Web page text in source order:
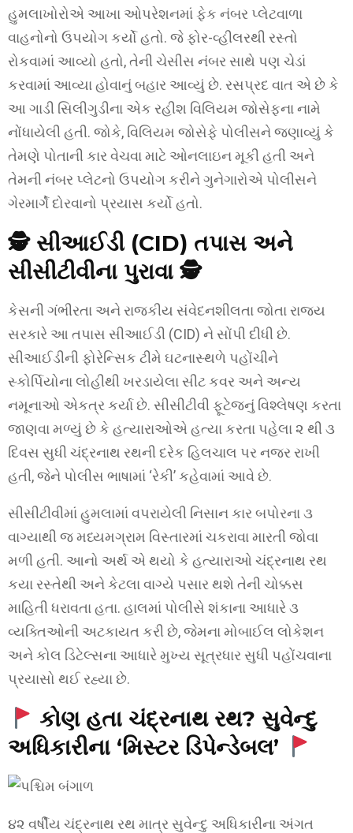
હુમલાખોરોએ આખા ઓપરેશનમાં ફેક નંબર પ્લેટવાળા
વાહનોનો ઉપયોગ કર્યો હતો. જે ફોર-વ્હીલરથી રસ્તો
રોકવામાં આવ્યો હતો, તેની ચેસીસ નંબર સાથે પણ ચેડાં
કરવામાં આવ્યા હોવાનું બહાર આવ્યું છે. રસપ્રદ વાત એ છે કે
આ ગાડી સિલીગુડીના એક રહીશ વિલિયમ જોસેફના નામે
નોંધાયેલી હતી. જોકે, વિલિયમ જોસેફે પોલીસને જણાવ્યું કે
તેમણે પોતાની કાર વેચવા માટે ઓનલાઇન મૂકી હતી અને
તેમની નંબર પ્લેટનો ઉપયોગ કરીને ગુનેગારોએ પોલીસને
ગેરમાર્ગે દોરવાનો પ્રયાસ કર્યો હતો.
🕵️ સીઆઈડી (CID) તપાસ અને
સીસીટીવીના પુરાવા 🕵️
કેસની ગંભીરતા અને રાજકીય સંવેદનશીલતા જોતા રાજ્ય
સરકારે આ તપાસ સીઆઈડી (CID) ને સોંપી દીધી છે.
સીઆઈડીની ફોરેન્સિક ટીમે ઘટનાસ્થળે પહોંચીને
સ્કોર્પિયોના લોહીથી ખરડાયેલા સીટ કવર અને અન્ય
નમૂનાઓ એકત્ર કર્યા છે. સીસીટીવી ફૂટેજનું વિશ્લેષણ કરતા
જાણવા મળ્યું છે કે હત્યારાઓએ હત્યા કરતા પહેલા ૨ થી ૩
દિવસ સુધી ચંદ્રનાથ રથની દરેક હિલચાલ પર નજર રાખી
હતી, જેને પોલીસ ભાષામાં ‘રેકી’ કહેવામાં આવે છે.
સીસીટીવીમાં હુમલામાં વપરાયેલી નિસાન કાર બપોરના ૩
વાગ્યાથી જ મધ્યમગ્રામ વિસ્તારમાં ચકરાવા મારતી જોવા
મળી હતી. આનો અર્થ એ થયો કે હત્યારાઓ ચંદ્રનાથ રથ
કયા રસ્તેથી અને કેટલા વાગ્યે પસાર થશે તેની ચોક્કસ
માહિતી ધરાવતા હતા. હાલમાં પોલીસે શંકાના આધારે ૩
વ્યક્તિઓની અટકાયત કરી છે, જેમના મોબાઈલ લોકેશન
અને કોલ ડિટેલ્સના આધારે મુખ્ય સૂત્રધાર સુધી પહોંચવાના
પ્રયાસો થઈ રહ્યા છે.
કોણ હતા ચંદ્રનાથ રથ? સુવેન્દુ
અધિકારીના ‘મિસ્ટર ડિપેન્ડેબલ’
૪૨ વર્ષીય ચંદ્રનાથ રથ માત્ર સુવેન્દુ અધિકારીના અંગત